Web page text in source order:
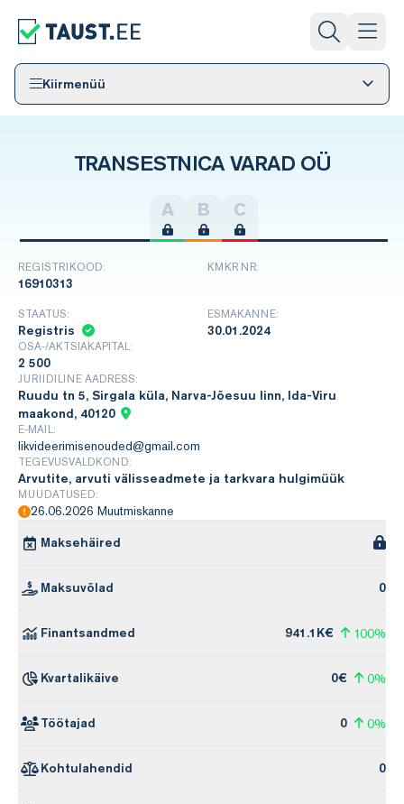
Kiirmenüü
TRANSESTNICA VARAD OÜ
A B C
REGISTRIKOOD:
16910313
KMKR NR:
STAATUS:
Registris
ESMAKANNE:
30.01.2024
OSA-/AKTSIAKAPITAL:
2 500
JURIIDILINE AADRESS:
Ruudu tn 5, Sirgala küla, Narva-Jõesuu linn, Ida-Viru
maakond, 40120
E-MAIL:
likvideerimisenouded@gmail.com
TEGEVUSVALDKOND:
Arvutite, arvuti välisseadmete ja tarkvara hulgimüük
MUUDATUSED:
26.06.2026 Muutmiskanne
Maksehäired
Maksuvõlad 0
Finantsandmed 941.1K€ 100%
Kvartalikäive 0€ 0%
Töötajad 0 0%
Kohtulahendid 0